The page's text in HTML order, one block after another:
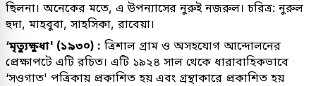
ছিলনা। অনেকের মতে, এ উপন্যাসের নুরুই নজরুল। চরিত্র: নুরুল
হুদা, মাহবুবা, সাহসিকা, রাবেয়া।
‘মৃত্যুক্ষুধা' (১৯৩০) : ত্রিশাল গ্রাম ও অসহযোগ আন্দোলনের
প্রেক্ষাপটে এটি রচিত। এটি ১৯২৪ সাল থেকে ধারাবাহিকভাবে
‘সওগাত' পত্রিকায় প্রকাশিত হয় এবং গ্রন্থাকারে প্রকাশিত হয়